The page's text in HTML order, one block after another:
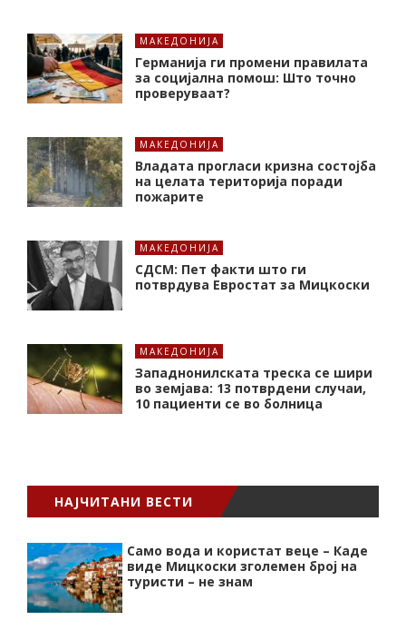
МАКЕДОНИЈА
Германија ги промени правилата
за социјална помош: Што точно
проверуваат?
МАКЕДОНИЈА
Владата прогласи кризна состојба
на целата територија поради
пожарите
МАКЕДОНИЈА
СДСМ: Пет факти што ги
потврдува Евростат за Мицкоски
МАКЕДОНИЈА
Западнонилската треска се шири
во земјава: 13 потврдени случаи,
10 пациенти се во болница
НАЈЧИТАНИ ВЕСТИ
Само вода и користат веце – Каде
виде Мицкоски зголемен број на
туристи – не знам